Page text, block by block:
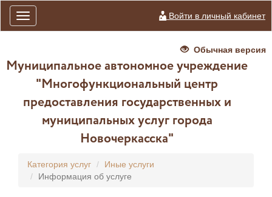
Toggle
navigation
Войти в личный кабинет
Обычная версия
Муниципальное автономное учреждение
"Многофункциональный центр
предоставления государственных и
муниципальных услуг города
Новочеркасска"
Категория услуг
Иные услуги
Информация об услуге